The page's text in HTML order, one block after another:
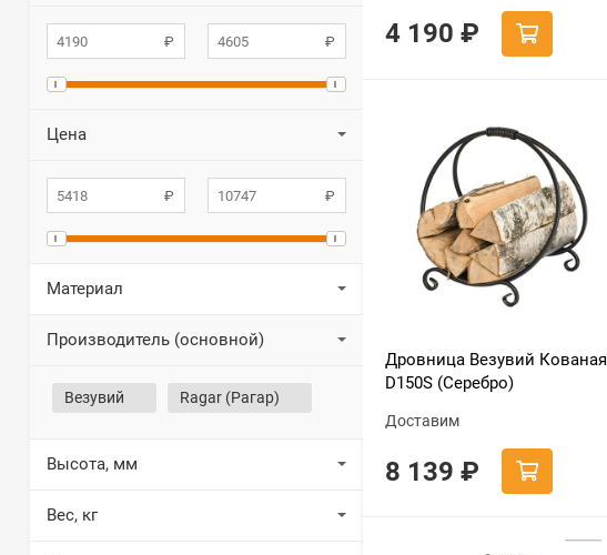
Цена
Материал
Производитель (основной)
Везувий Ragar (Рагар)
Высота, мм
Вес, кг
4 190 ₽
Дровница Везувий Кованая
D150S (Серебро)
Доставим
8 139 ₽